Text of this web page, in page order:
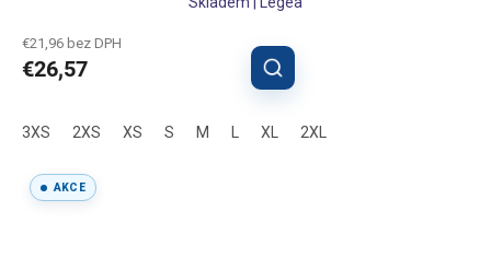
€21,96 bez DPH
€26,57
3XS 2XS XS S M L XL 2XL
AKCE